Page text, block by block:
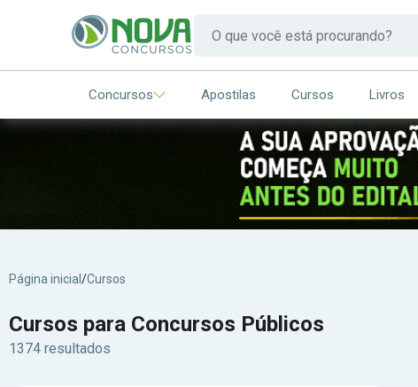
Concursos Apostilas Cursos Livros
Página inicial /Cursos
Cursos para Concursos Públicos
1374 resultados